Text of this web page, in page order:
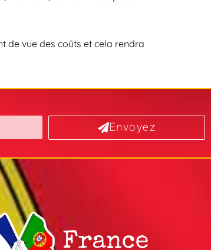
de vue des coûts et cela rendra
Envoyez